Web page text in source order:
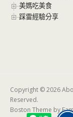
美媽吃美食
踩雷經驗分享
Copyright © 2026
Reserved.
Boston Theme by